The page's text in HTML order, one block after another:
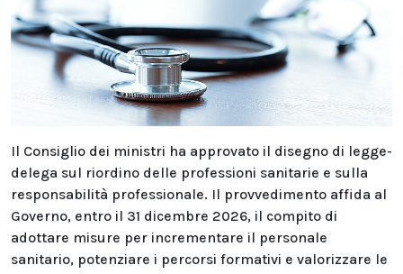
Il Consiglio dei ministri ha approvato il disegno di legge-
delega sul riordino delle professioni sanitarie e sulla
responsabilità professionale. Il provvedimento affida al
Governo, entro il 31 dicembre 2026, il compito di
adottare misure per incrementare il personale
sanitario, potenziare i percorsi formativi e valorizzare le